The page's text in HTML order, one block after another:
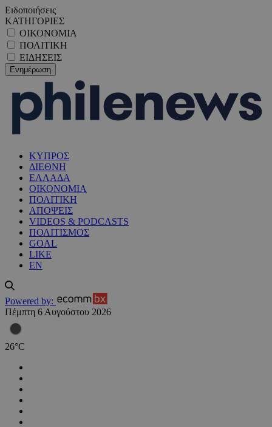
Ειδοποιήσεις
ΚΑΤΗΓΟΡΙΕΣ
ΟΙΚΟΝΟΜΙΑ
ΠΟΛΙΤΙΚΗ
ΕΙΔΗΣΕΙΣ
ΚΥΠΡΟΣ
ΔΙΕΘΝΗ
ΕΛΛΑΔΑ
ΟΙΚΟΝΟΜΙΑ
ΠΟΛΙΤΙΚΗ
ΑΠΟΨΕΙΣ
VIDEOS & PODCASTS
ΠΟΛΙΤΙΣΜΟΣ
GOAL
LIKE
EN
Powered by:
Πέμπτη 6 Αυγούστου 2026
26°C